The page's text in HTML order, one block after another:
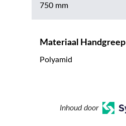
750 mm
Materiaal Handgreep
Polyamid
Inhoud door